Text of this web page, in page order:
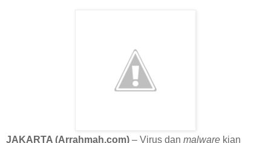
JAKARTA (Arrahmah.com) – Virus dan malware kian